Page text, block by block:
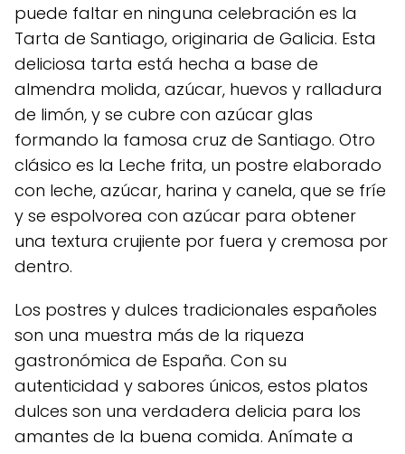
puede faltar en ninguna celebración es la
Tarta de Santiago, originaria de Galicia. Esta
deliciosa tarta está hecha a base de
almendra molida, azúcar, huevos y ralladura
de limón, y se cubre con azúcar glas
formando la famosa cruz de Santiago. Otro
clásico es la Leche frita, un postre elaborado
con leche, azúcar, harina y canela, que se fríe
y se espolvorea con azúcar para obtener
una textura crujiente por fuera y cremosa por
dentro.
Los postres y dulces tradicionales españoles
son una muestra más de la riqueza
gastronómica de España. Con su
autenticidad y sabores únicos, estos platos
dulces son una verdadera delicia para los
amantes de la buena comida. Anímate a